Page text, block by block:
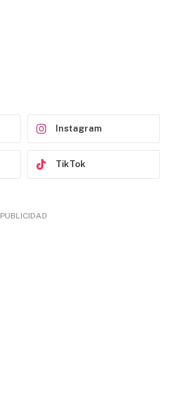
Instagram
TikTok
PUBLICIDAD